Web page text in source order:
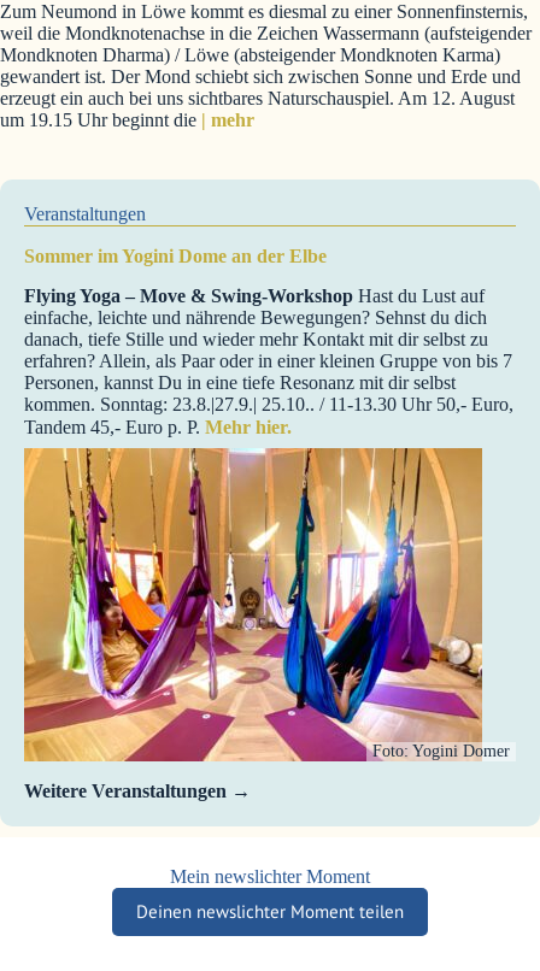
Zum Neumond in Löwe kommt es diesmal zu einer Sonnenfinsternis,
weil die Mondknotenachse in die Zeichen Wassermann (aufsteigender
Mondknoten Dharma) / Löwe (absteigender Mondknoten Karma)
gewandert ist. Der Mond schiebt sich zwischen Sonne und Erde und
erzeugt ein auch bei uns sichtbares Naturschauspiel. Am 12. August
um 19.15 Uhr beginnt die | mehr
Veranstaltungen
Sommer im Yogini Dome an der Elbe
Flying Yoga – Move & Swing-Workshop Hast du Lust auf
einfache, leichte und nährende Bewegungen? Sehnst du dich
danach, tiefe Stille und wieder mehr Kontakt mit dir selbst zu
erfahren? Allein, als Paar oder in einer kleinen Gruppe von bis 7
Personen, kannst Du in eine tiefe Resonanz mit dir selbst
kommen. Sonntag: 23.8.|27.9.| 25.10.. / 11-13.30 Uhr 50,- Euro,
Tandem 45,- Euro p. P. Mehr hier.
Foto: Yogini Domer
Weitere Veranstaltungen
Mein newslichter Moment
Deinen newslichter Moment teilen